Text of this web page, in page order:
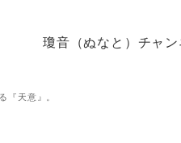
瓊音（ぬなと）チャ
『天意』。